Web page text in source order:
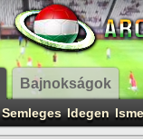
Bajnokságok
Semleges Idegen